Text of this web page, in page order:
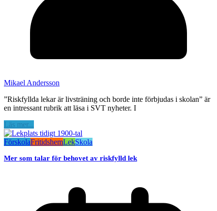
Mikael Andersson
”Riskfyllda lekar är livsträning och borde inte förbjudas i skolan” är
en intressant rubrik att läsa i SVT nyheter. I
Läs mer...
FörskolaFritidshemLekSkola
Mer som talar för behovet av riskfylld lek